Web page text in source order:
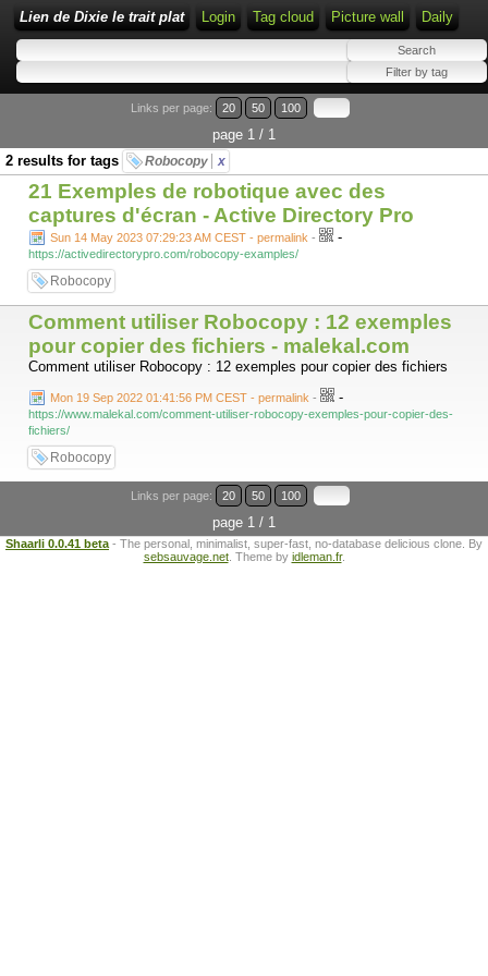
Lien de Dixie le trait plat Login Tag cloud Picture wall Daily
Links per page: 20 50 100
page 1 / 1
2 results for tags
Robocopy x
21 Exemples de robotique avec des
captures d'écran - Active Directory Pro
Sun 14 May 2023 07:29:23 AM CEST - permalink - -
https://activedirectorypro.com/robocopy-examples/
Robocopy
Comment utiliser Robocopy : 12 exemples
pour copier des fichiers - malekal.com
Comment utiliser Robocopy : 12 exemples pour copier des fichiers
Mon 19 Sep 2022 01:41:56 PM CEST - permalink - -
https://www.malekal.com/comment-utiliser-robocopy-exemples-pour-copier-des-
fichiers/
Robocopy
Links per page: 20 50 100
page 1 / 1
Shaarli 0.0.41 beta - The personal, minimalist, super-fast, no-database delicious clone. By
sebsauvage.net. Theme by idleman.fr.